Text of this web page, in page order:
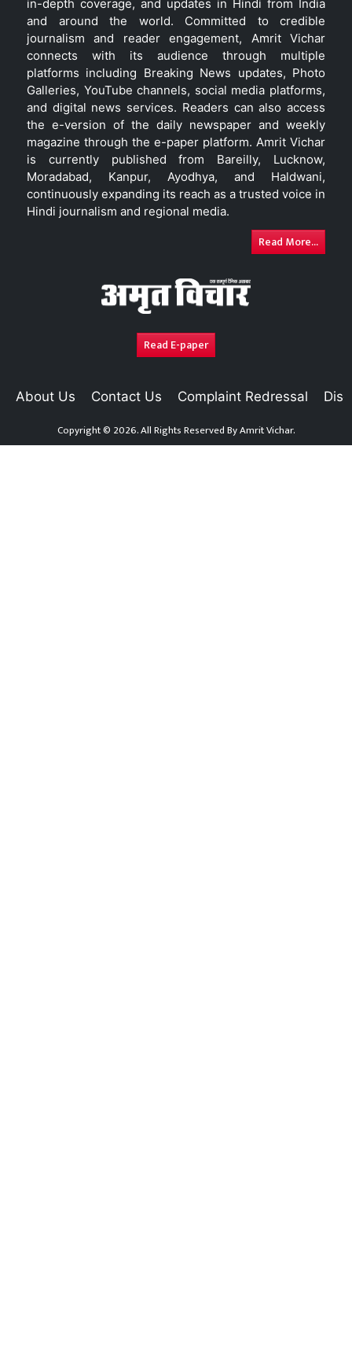
in-depth coverage, and updates in Hindi from India
and around the world. Committed to credible
journalism and reader engagement, Amrit Vichar
connects with its audience through multiple
platforms including Breaking News updates, Photo
Galleries, YouTube channels, social media platforms,
and digital news services. Readers can also access
the e-version of the daily newspaper and weekly
magazine through the e-paper platform. Amrit Vichar
is currently published from Bareilly, Lucknow,
Moradabad, Kanpur, Ayodhya, and Haldwani,
continuously expanding its reach as a trusted voice in
Hindi journalism and regional media.
Read More...
Read E-paper
About Us Contact Us Complaint Redressal
Copyright © 2026. All Rights Reserved ByAmrit Vichar.